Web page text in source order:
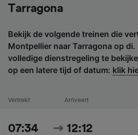
Tarragona
Bekijk de volgende treinen die
Montpellier naar Tarragona op di.
volledige dienstregeling te
op een latere tijd of datum: klik
Vertrekt Arriveert
07:34 12:12